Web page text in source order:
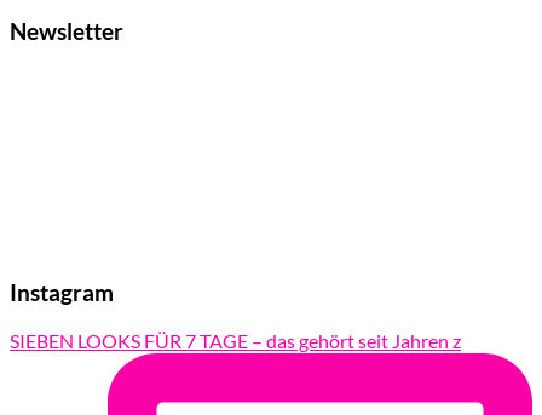
Newsletter
Instagram
SIEBEN LOOKS FÜR 7 TAGE – das gehört seit Jahren z